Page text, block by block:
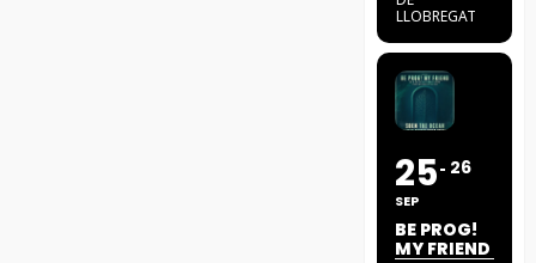
LLOBREGAT
25
SEP
26
BE PROG!
MY FRIEND